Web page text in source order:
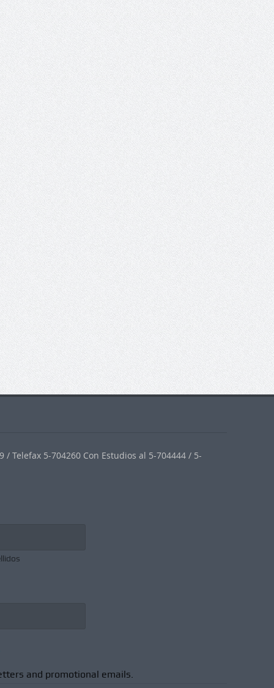
Telefax 5-704260 Con Estudios al 5-704444 / 5-
and promotional emails.